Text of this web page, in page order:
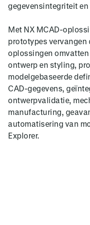
gegevensintegriteit
Met NX MCAD-
prototypes vervangen
oplossingen
ontwerp en styling,
modelgebaseerde
CAD-gegevens,
ontwerpvalidatie,
manufacturing,
automatisering van
Explorer.